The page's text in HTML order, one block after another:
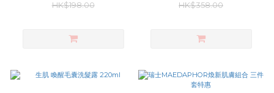
HK$198.00
HK$358.00